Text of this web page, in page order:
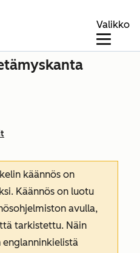
Valikko
käännös on
Käännös on luotu
avulla,
tarkistettu. Näin